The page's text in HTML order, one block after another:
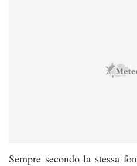
Sempre secondo la stessa